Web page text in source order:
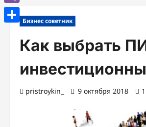
Бизнес советник
Как выбрать
pristroykin_ 9 октября 2018
Viber